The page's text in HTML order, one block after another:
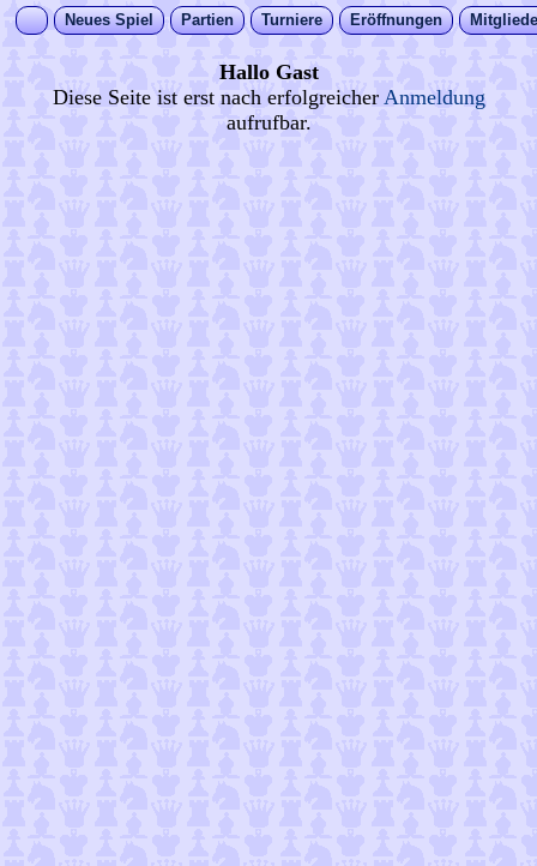
Neues Spiel Partien Turniere Eröffnungen
Hallo Gast
Diese Seite ist erst nach erfolgreicher Anmeldung
aufrufbar.